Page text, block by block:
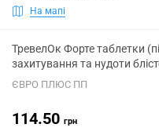
На мапі
ТревелОк Форте таблетки
захитування та нудоти
ЄВРО ПЛЮС ПП
114.50 грн